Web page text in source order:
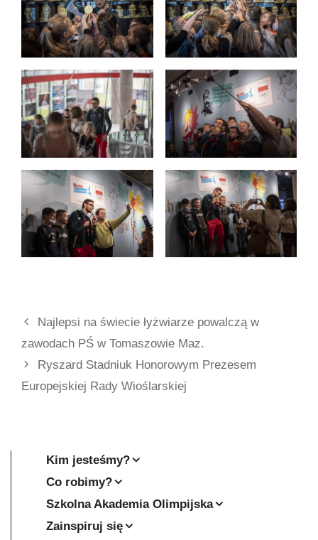
Najlepsi na świecie łyżwiarze powalczą w
zawodach PŚ w Tomaszowie Maz.
Ryszard Stadniuk Honorowym Prezesem
Europejskiej Rady Wioślarskiej
Kim jesteśmy?
Co robimy?
Szkolna Akademia Olimpijska
Zainspiruj się